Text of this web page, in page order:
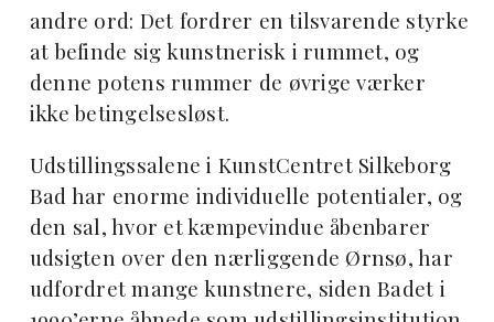
andre ord: Det fordrer en tilsvarende styrke
at befinde sig kunstnerisk i rummet, og
denne potens rummer de øvrige værker
ikke betingelsesløst.
Udstillingssalene i KunstCentret Silkeborg
Bad har enorme individuelle potentialer, og
den sal, hvor et kæmpevindue åbenbarer
udsigten over den nærliggende Ørnsø, har
udfordret mange kunstnere, siden Badet i